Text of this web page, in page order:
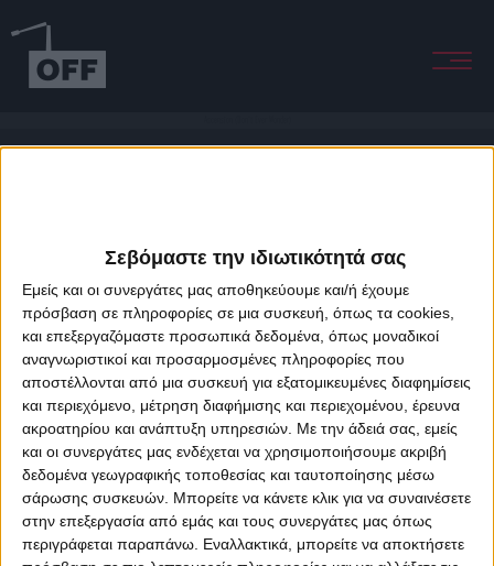
Σεβόμαστε την ιδιωτικότητά σας
Εμείς και οι συνεργάτες μας αποθηκεύουμε και/ή έχουμε
πρόσβαση σε πληροφορίες σε μια συσκευή, όπως τα cookies,
και επεξεργαζόμαστε προσωπικά δεδομένα, όπως μοναδικοί
αναγνωριστικοί και προσαρμοσμένες πληροφορίες που
αποστέλλονται από μια συσκευή για εξατομικευμένες διαφημίσεις
και περιεχόμενο, μέτρηση διαφήμισης και περιεχομένου, έρευνα
ακροατηρίου και ανάπτυξη υπηρεσιών. Με την άδειά σας, εμείς
και οι συνεργάτες μας ενδέχεται να χρησιμοποιήσουμε ακριβή
δεδομένα γεωγραφικής τοποθεσίας και ταυτοποίησης μέσω
σάρωσης συσκευών. Μπορείτε να κάνετε κλικ για να συναινέσετε
στην επεξεργασία από εμάς και τους συνεργάτες μας όπως
περιγράφεται παραπάνω. Εναλλακτικά, μπορείτε να αποκτήσετε
About Offradio Business Class Terms & Conditions
Privacy Policy
Designed & developed byporcupine colors&Fotis Alexandrou